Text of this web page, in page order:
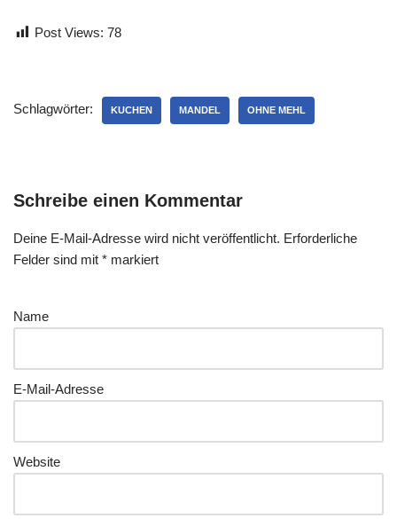
Post Views: 78
Schlagwörter: KUCHEN MANDEL OHNE MEHL
Schreibe einen Kommentar
Deine E-Mail-Adresse wird nicht veröffentlicht. Erforderliche
Felder sind mit * markiert
Name
E-Mail-Adresse
Website